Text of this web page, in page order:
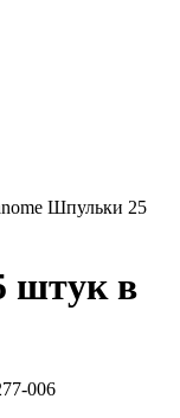
Шпульки 25
штук в